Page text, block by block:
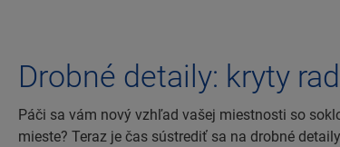
Drobné detaily: kryty
Páči sa vám nový vzhľad vašej miestnosti so
mieste? Teraz je čas sústrediť sa na drobné